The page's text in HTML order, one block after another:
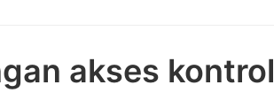
akses kontrol